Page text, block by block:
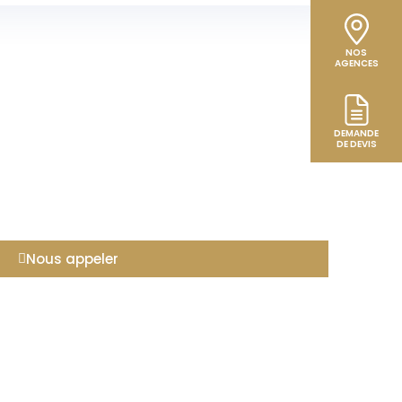
NOS
AGENCES
DEMANDE
DE DEVIS
Nous appeler